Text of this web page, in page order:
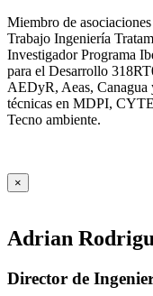
Miembro de
Trabajo Ingeniería
Investigador Programa
para el Desarrollo
AEDyR, Aeas, Canagua
técnicas en MDPI,
Tecno ambiente.
×
Adrian
Director de